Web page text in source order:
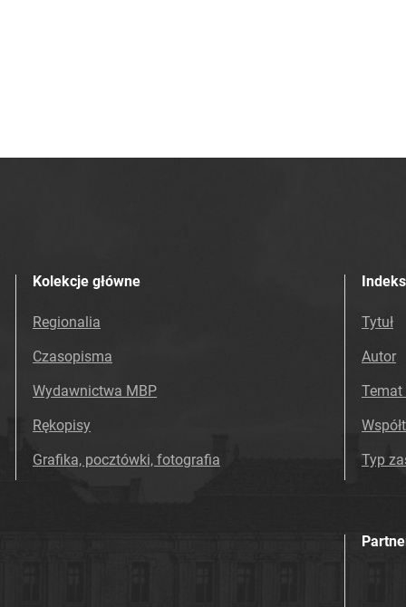
Kolekcje główne
Regionalia
Czasopisma
Wydawnictwa MBP
Rękopisy
Grafika, pocztówki, fotografia
Tytuł
Autor
Temat
Typ